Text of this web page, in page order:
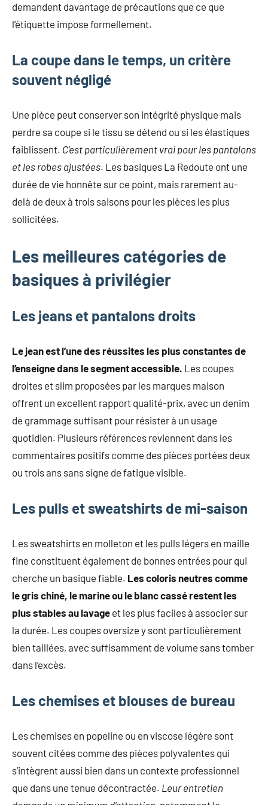
demandent davantage de précautions que ce que
l’étiquette impose formellement.
La coupe dans le temps, un critère
souvent négligé
Une pièce peut conserver son intégrité physique mais
perdre sa coupe si le tissu se détend ou si les élastiques
faiblissent. C’est particulièrement vrai pour les pantalons
et les robes ajustées. Les basiques La Redoute ont une
durée de vie honnête sur ce point, mais rarement au-
delà de deux à trois saisons pour les pièces les plus
sollicitées.
Les meilleures catégories de
basiques à privilégier
Les jeans et pantalons droits
Le jean est l’une des réussites les plus constantes de
l’enseigne dans le segment accessible. Les coupes
droites et slim proposées par les marques maison
offrent un excellent rapport qualité-prix, avec un denim
de grammage suffisant pour résister à un usage
quotidien. Plusieurs références reviennent dans les
commentaires positifs comme des pièces portées deux
ou trois ans sans signe de fatigue visible.
Les pulls et sweatshirts de mi-saison
Les sweatshirts en molleton et les pulls légers en maille
fine constituent également de bonnes entrées pour qui
cherche un basique fiable. Les coloris neutres comme
le gris chiné, le marine ou le blanc cassé restent les
plus stables au lavage et les plus faciles à associer sur
la durée. Les coupes oversize y sont particulièrement
bien taillées, avec suffisamment de volume sans tomber
dans l’excès.
Les chemises et blouses de bureau
Les chemises en popeline ou en viscose légère sont
souvent citées comme des pièces polyvalentes qui
s’intègrent aussi bien dans un contexte professionnel
que dans une tenue décontractée. Leur entretien